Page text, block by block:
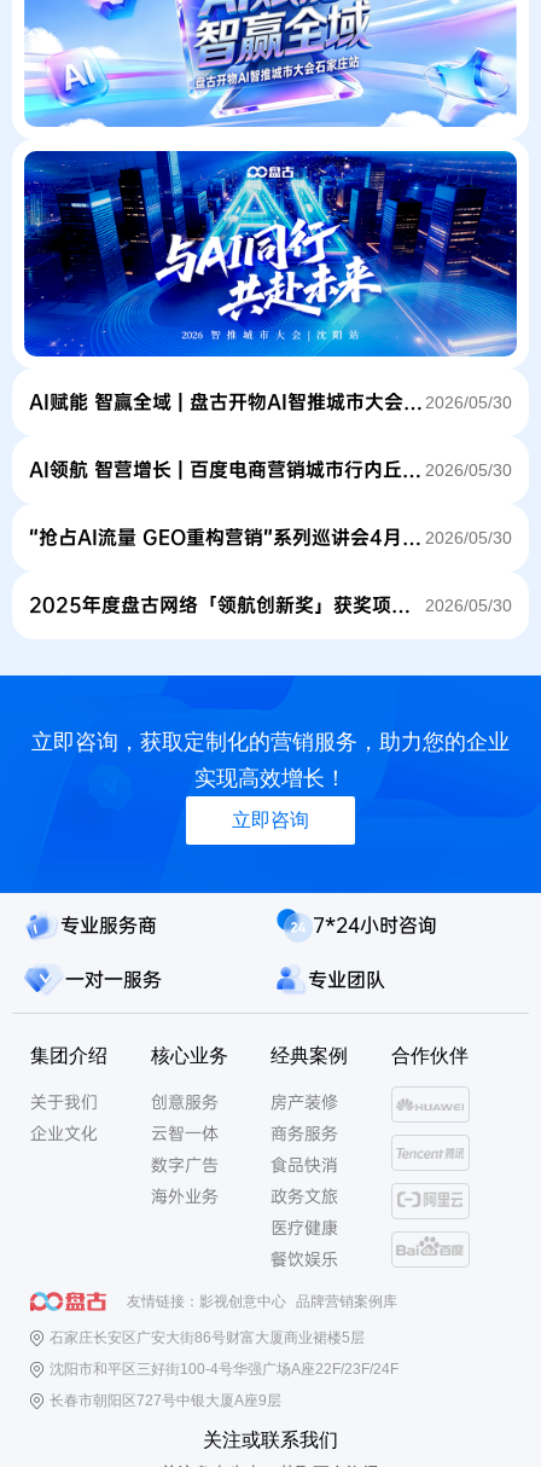
年，
AI
真
正
高
频
进
入
日
常
生
活，
以
所
有
度
变
顺
而
消
费
决
媒
生
态
事
决
问
AI”主
与AI同行·共赴未来 沈阳盘古开物2026智推城市大会成功
2026
年，
人
工
智
全
赋
域
生
以
型、
成
式
优
化
重
塑
全
新
营
增
长
开
辟
AI赋能 智赢全域 | 盘古开物AI智推城市大会石家庄站精彩回顾 2026/05/30
AI领航 智营增长 | 百度电商营销城市行内丘站成功举行！ 2026/05/30
“抢占AI流量 GEO重构营销”系列巡讲会4月再战3城 ！ 2026/05/30
2025年度盘古网络「领航创新奖」获奖项目公示 2026/05/30
立即咨询，获取定制化的营销服务，助力您的企业
实现高效增长！
立即咨询
专业服务商 7*24小时咨询
一对一服务 专业团队
集团介绍
关于我们
企业文化
核心业务
创意服务
云智一体
数字广告
海外业务
经典案例
房产装修
商务服务
食品快消
政务文旅
医疗健康
餐饮娱乐
合作伙伴
友情链接： 影视创意中心 品牌营销案例库
石家庄长安区广安大街86号财富大厦商业裙楼5层
沈阳市和平区三好街100-4号华强广场A座22F/23F/24F
长春市朝阳区727号中银大厦A座9层
关注或联系我们